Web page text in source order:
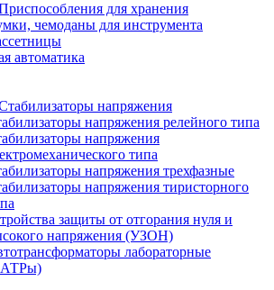
для хранения
чемоданы для инструмента
автоматика
напряжения
напряжения релейного типа
напряжения
типа
напряжения трехфазные
напряжения тиристорного
защиты от отгорания нуля и
напряжения (УЗОН)
лабораторные